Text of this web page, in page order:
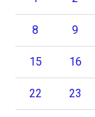
8 9
15 16
22 23